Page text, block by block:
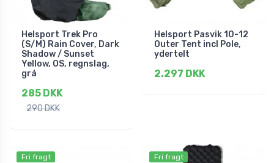
Helsport Trek Pro
(S/M) Rain Cover, Dark
Shadow / Sunset
Yellow, OS, regnslag,
grå
285 DKK
290 DKK
Helsport Pasvik 10-12
Outer Tent incl Pole,
ydertelt
2.297 DKK
Fri fragt Fri fragt